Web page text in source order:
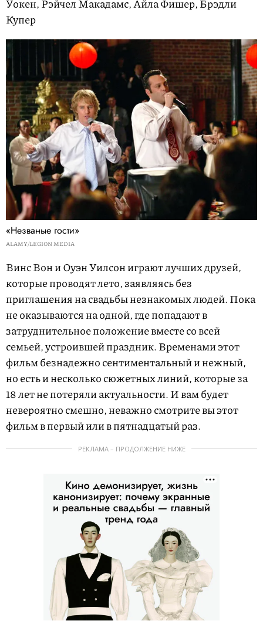
Уокен, Рэйчел Макадамс, Айла Фишер, Брэдли
Купер
«Незваные гости»
ALAMY/LEGION MEDIA
Винс Вон и Оуэн Уилсон играют лучших друзей,
которые проводят лето, заявляясь без
приглашения на свадьбы незнакомых людей. Пока
не оказываются на одной, где попадают в
затруднительное положение вместе со всей
семьей, устроившей праздник. Временами этот
фильм безнадежно сентиментальный и нежный,
но есть и несколько сюжетных линий, которые за
18 лет не потеряли актуальности. И вам будет
невероятно смешно, неважно смотрите вы этот
фильм в первый или в пятнадцатый раз.
РЕКЛАМА – ПРОДОЛЖЕНИЕ НИЖЕ